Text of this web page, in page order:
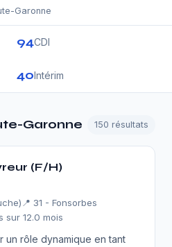
Garonne
94CDI
40Intérim
Garonne 150 résultats
(F/H)
📍 31 - Fonsorbes
sur 12.0 mois
un rôle dynamique en tant